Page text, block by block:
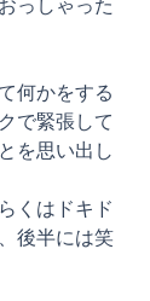
っしゃった
何かをする
で緊張して
を思い出し
くはドキド
後半には笑